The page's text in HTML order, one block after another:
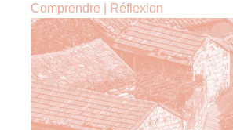
Comprendre Réflexion